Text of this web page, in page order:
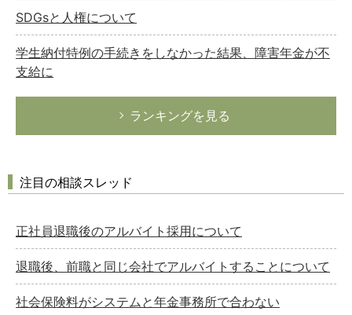
SDGsと人権について
学生納付特例の手続きをしなかった結果、障害年金が不
支給に
ランキングを見る
注目の相談スレッド
正社員退職後のアルバイト採用について
退職後、前職と同じ会社でアルバイトすることについて
社会保険料がシステムと年金事務所で合わない